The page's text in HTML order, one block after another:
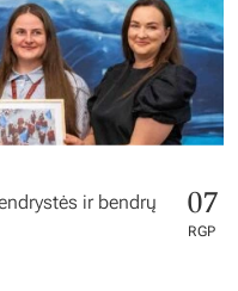
ir bendrų
07
RGP